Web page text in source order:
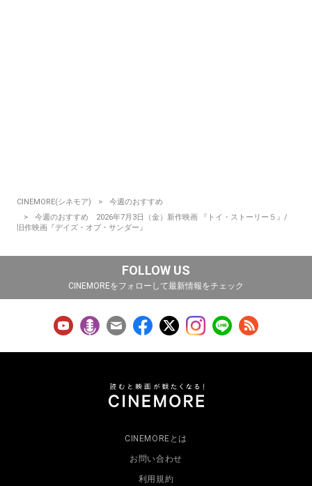
CINEMORE(シネモア)
今週のおすすめ
今週のおすすめ 2026年7月3日（金）新作映画 『トイ・ストーリー５』/
旧作映画『デイズ・オブ・サンダー』
FOLLOW US
CINEMOREをフォローして最新情報をチェック
CINEMOREとは
お問い合わせ
利用規約